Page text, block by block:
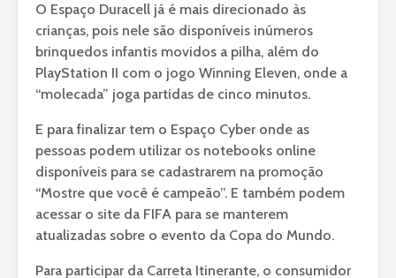
O Espaço Duracell já é mais direcionado às
crianças, pois nele são disponíveis inúmeros
brinquedos infantis movidos a pilha, além do
PlayStation II com o jogo Winning Eleven, onde a
“molecada” joga partidas de cinco minutos.
E para finalizar tem o Espaço Cyber onde as
pessoas podem utilizar os notebooks online
disponíveis para se cadastrarem na promoção
“Mostre que você é campeão”. E também podem
acessar o site da FIFA para se manterem
atualizadas sobre o evento da Copa do Mundo.
Para participar da Carreta Itinerante, o consumidor